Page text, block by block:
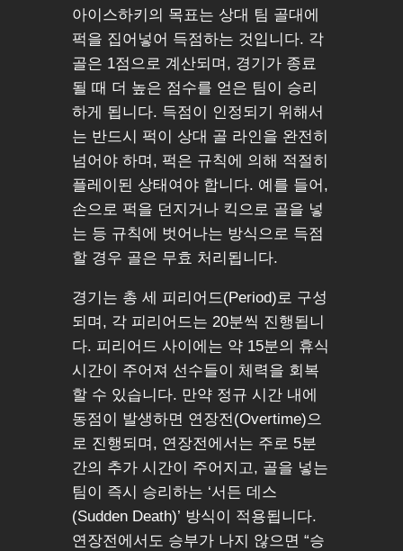
아이스하키의 목표는 상대 팀 골대에
퍽을 집어넣어 득점하는 것입니다. 각
골은 1점으로 계산되며, 경기가 종료
될 때 더 높은 점수를 얻은 팀이 승리
하게 됩니다. 득점이 인정되기 위해서
는 반드시 퍽이 상대 골 라인을 완전히
넘어야 하며, 퍽은 규칙에 의해 적절히
플레이된 상태여야 합니다. 예를 들어,
손으로 퍽을 던지거나 킥으로 골을 넣
는 등 규칙에 벗어나는 방식으로 득점
할 경우 골은 무효 처리됩니다.
경기는 총 세 피리어드(Period)로 구성
되며, 각 피리어드는 20분씩 진행됩니
다. 피리어드 사이에는 약 15분의 휴식
시간이 주어져 선수들이 체력을 회복
할 수 있습니다. 만약 정규 시간 내에
동점이 발생하면 연장전(Overtime)으
로 진행되며, 연장전에서는 주로 5분
간의 추가 시간이 주어지고, 골을 넣는
팀이 즉시 승리하는 ‘서든 데스
(Sudden Death)’ 방식이 적용됩니다.
연장전에서도 승부가 나지 않으면 “승